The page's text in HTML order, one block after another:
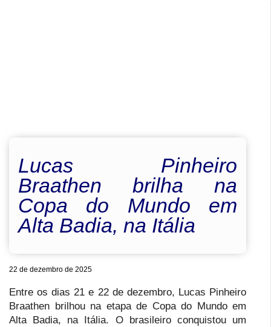
Lucas Pinheiro
Braathen brilha na
Copa do Mundo em
Alta Badia, na Itália
22 de dezembro de 2025
Entre os dias 21 e 22 de dezembro, Lucas Pinheiro
Braathen brilhou na etapa de Copa do Mundo em
Alta Badia, na Itália. O brasileiro conquistou um